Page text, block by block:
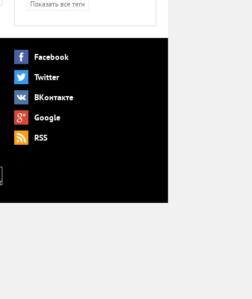
Показать все теги
Facebook
Twitter
ВКонтакте
Google
RSS